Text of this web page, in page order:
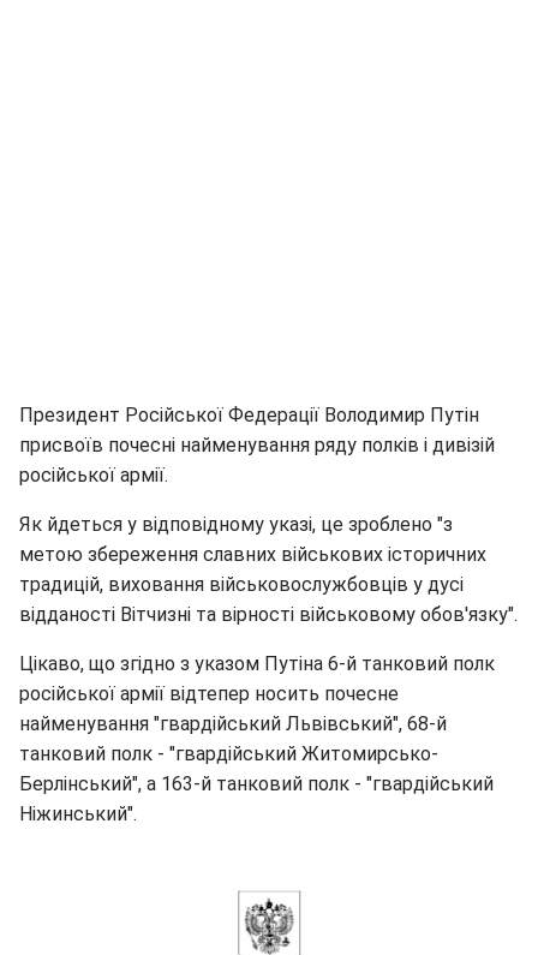
Президент Російської Федерації Володимир Путін
присвоїв почесні найменування ряду полків і дивізій
російської армії.
Як йдеться у відповідному указі, це зроблено "з
метою збереження славних військових історичних
традицій, виховання військовослужбовців у дусі
відданості Вітчизні та вірності військовому обов'язку".
Цікаво, що згідно з указом Путіна 6-й танковий полк
російської армії відтепер носить почесне
найменування "гвардійський Львівський", 68-й
танковий полк - "гвардійський Житомирсько-
Берлінський", а 163-й танковий полк - "гвардійський
Ніжинський".